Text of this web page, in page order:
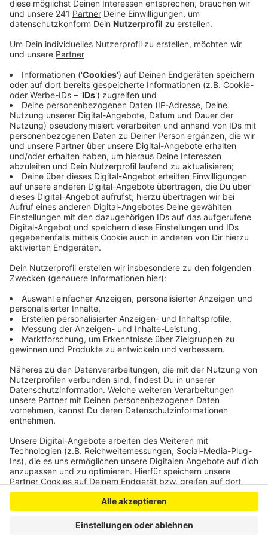
Anzeige
Veröffentlicht:Dienstag, 23.01.2024 05:47
Anzeige
Wie die Kreispolizei Euskirchen mitteilt, wollte sich ein
34-jähriger Fahrer auf der Bundesstraße zwischen
Kommern und Kall im Verkehr einfädeln. Dort wird
nämlich hinter der Ampel am Abzweig nach Eicks aus
zwei Fahrstreifen nur noch einer.
Der Mann wollte demnach vor einem 57-jährigen
Fahrer einscheren. Dabei kam es zur ersten
Auseinandersetzung der beiden Fahrer. Beiden
machten laut Polizei unterschiedliche Angaben wer
wen ausgebremst haben soll.
Auf dem Parkplatz in Höhe des Restaurants am
Kommerner See haben die beiden Fahrer dann
angehalten und sich angegriffen. Der 57-Jährige hatte
nach Polizeiangaben eine Wunde an der Lippe sowie
Dellen und Kratzer an seinem Auto. Der 34-Jährige
trug eine Wunde an der Hand davon.
Anzeige
Anzeige